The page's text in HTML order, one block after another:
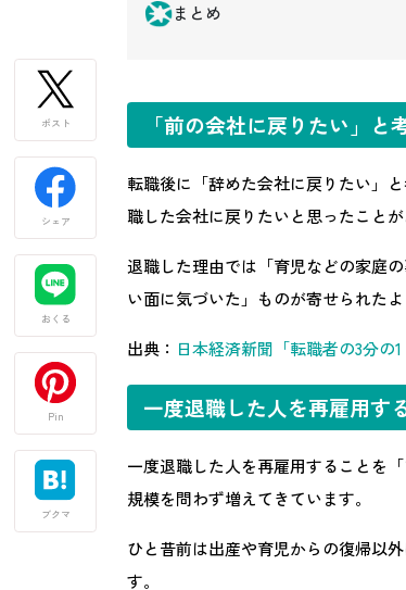
まとめ
「前の会社に戻りたい」と
転職後に「辞めた会社に戻りたい」
職した会社に戻りたいと思ったこと
退職した理由では「育児などの家庭
い面に気づいた」ものが寄せられたよ
出典： 日本経済新聞「転職者の3分の
一度退職した人を再雇用す
一度退職した人を再雇用することを
規模を問わず増えてきています。
ひと昔前は出産や育児からの復帰以
す。
ポスト
シェア
おくる
Pin
ブクマ